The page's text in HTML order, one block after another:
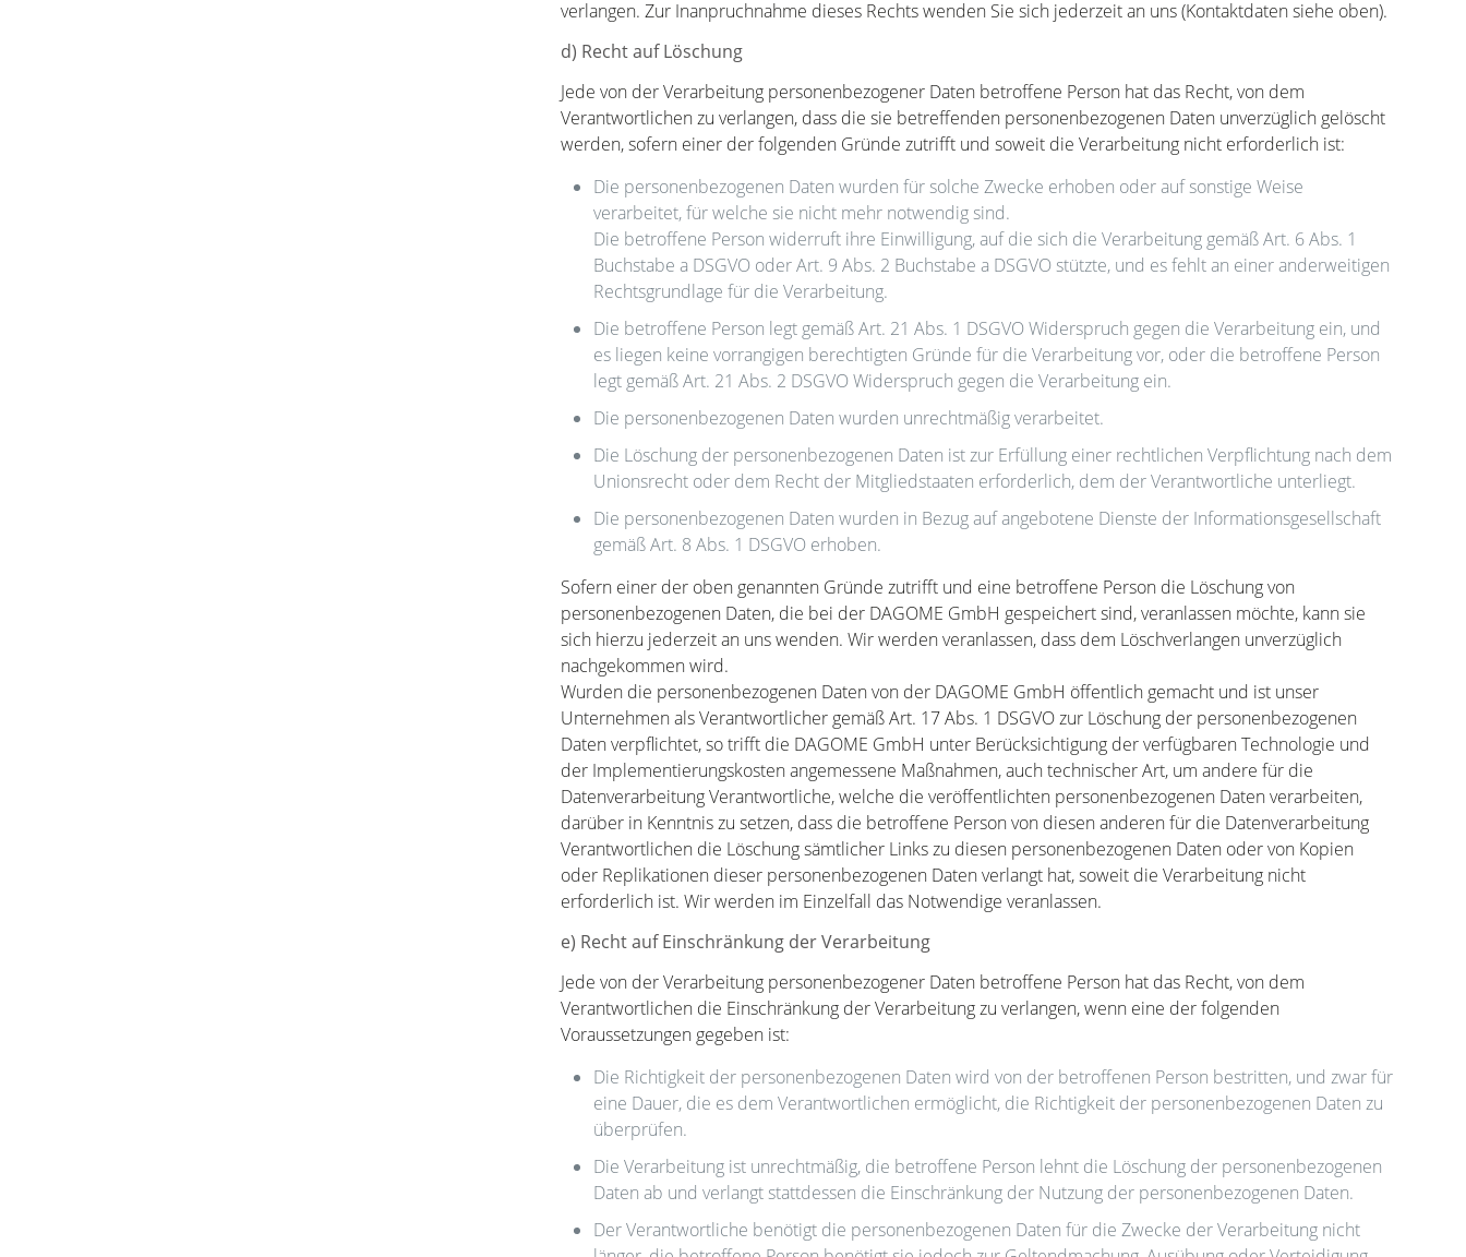
verlangen. Zur Inanpruchnahme dieses Rechts wenden Sie sich jederzeit an uns (Kontaktdaten siehe oben).
d) Recht auf Löschung
Jede von der Verarbeitung personenbezogener Daten betroffene Person hat das Recht, von dem
Verantwortlichen zu verlangen, dass die sie betreffenden personenbezogenen Daten unverzüglich gelöscht
werden, sofern einer der folgenden Gründe zutrifft und soweit die Verarbeitung nicht erforderlich ist:
Die personenbezogenen Daten wurden für solche Zwecke erhoben oder auf sonstige Weise
verarbeitet, für welche sie nicht mehr notwendig sind.
Die betroffene Person widerruft ihre Einwilligung, auf die sich die Verarbeitung gemäß Art. 6 Abs. 1
Buchstabe a DSGVO oder Art. 9 Abs. 2 Buchstabe a DSGVO stützte, und es fehlt an einer anderweitigen
Rechtsgrundlage für die Verarbeitung.
Die betroffene Person legt gemäß Art. 21 Abs. 1 DSGVO Widerspruch gegen die Verarbeitung ein, und
es liegen keine vorrangigen berechtigten Gründe für die Verarbeitung vor, oder die betroffene Person
legt gemäß Art. 21 Abs. 2 DSGVO Widerspruch gegen die Verarbeitung ein.
Die personenbezogenen Daten wurden unrechtmäßig verarbeitet.
Die Löschung der personenbezogenen Daten ist zur Erfüllung einer rechtlichen Verpflichtung nach dem
Unionsrecht oder dem Recht der Mitgliedstaaten erforderlich, dem der Verantwortliche unterliegt.
Die personenbezogenen Daten wurden in Bezug auf angebotene Dienste der Informationsgesellschaft
gemäß Art. 8 Abs. 1 DSGVO erhoben.
Sofern einer der oben genannten Gründe zutrifft und eine betroffene Person die Löschung von
personenbezogenen Daten, die bei der DAGOME GmbH gespeichert sind, veranlassen möchte, kann sie
sich hierzu jederzeit an uns wenden. Wir werden veranlassen, dass dem Löschverlangen unverzüglich
nachgekommen wird.
Wurden die personenbezogenen Daten von der DAGOME GmbH öffentlich gemacht und ist unser
Unternehmen als Verantwortlicher gemäß Art. 17 Abs. 1 DSGVO zur Löschung der personenbezogenen
Daten verpflichtet, so trifft die DAGOME GmbH unter Berücksichtigung der verfügbaren Technologie und
der Implementierungskosten angemessene Maßnahmen, auch technischer Art, um andere für die
Datenverarbeitung Verantwortliche, welche die veröffentlichten personenbezogenen Daten verarbeiten,
darüber in Kenntnis zu setzen, dass die betroffene Person von diesen anderen für die Datenverarbeitung
Verantwortlichen die Löschung sämtlicher Links zu diesen personenbezogenen Daten oder von Kopien
oder Replikationen dieser personenbezogenen Daten verlangt hat, soweit die Verarbeitung nicht
erforderlich ist. Wir werden im Einzelfall das Notwendige veranlassen.
e) Recht auf Einschränkung der Verarbeitung
Jede von der Verarbeitung personenbezogener Daten betroffene Person hat das Recht, von dem
Verantwortlichen die Einschränkung der Verarbeitung zu verlangen, wenn eine der folgenden
Voraussetzungen gegeben ist:
Die Richtigkeit der personenbezogenen Daten wird von der betroffenen Person bestritten, und zwar für
eine Dauer, die es dem Verantwortlichen ermöglicht, die Richtigkeit der personenbezogenen Daten zu
überprüfen.
Die Verarbeitung ist unrechtmäßig, die betroffene Person lehnt die Löschung der personenbezogenen
Daten ab und verlangt stattdessen die Einschränkung der Nutzung der personenbezogenen Daten.
Der Verantwortliche benötigt die personenbezogenen Daten für die Zwecke der Verarbeitung nicht